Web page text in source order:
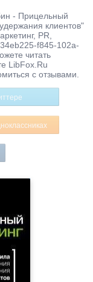
- Прицельный
клиентов"
PR,
f845-102a-
читать
LibFox.Ru
с отзывами.